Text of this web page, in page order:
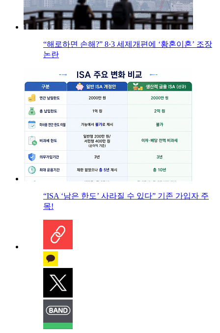
“해로하면 손해?” 8·3 세제개편에 ‘황혼이혼’ 조장
논란
“ISA ‘남은 한도’ 사라질 수 있다” 기존 가입자 주
목!